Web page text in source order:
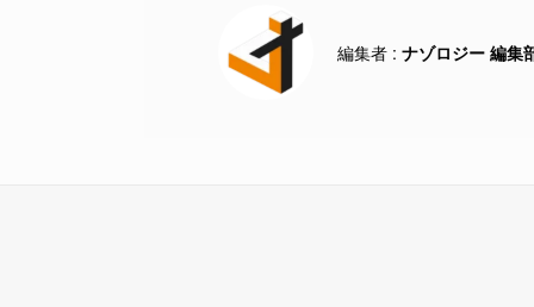
ナゾロジー 編集